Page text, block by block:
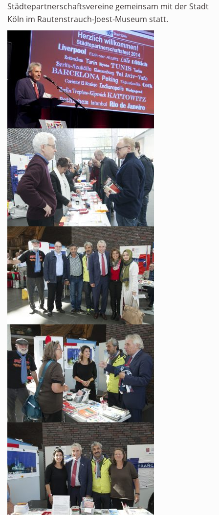
Städtepartnerschaftsvereine gemeinsam mit der Stadt
Köln im Rautenstrauch-Joest-Museum statt.